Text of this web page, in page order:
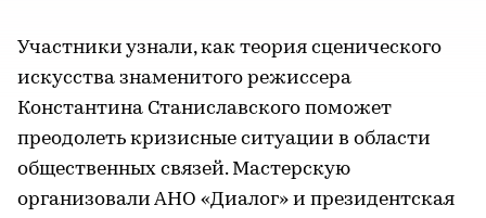
Участники узнали, как теория сценического
искусства знаменитого режиссера
Константина Станиславского поможет
преодолеть кризисные ситуации в области
общественных связей. Мастерскую
организовали АНО «Диалог» и президентская